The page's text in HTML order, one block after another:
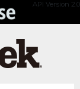
API Version 2.0